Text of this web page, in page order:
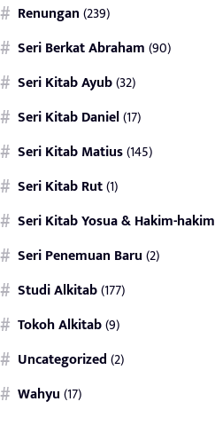
Renungan(239)
Seri Berkat Abraham(90)
Seri Kitab Ayub(32)
Seri Kitab Daniel(17)
Seri Kitab Matius(145)
Seri Kitab Rut(1)
Seri Kitab Yosua & Hakim-hakim
Seri Penemuan Baru(2)
Studi Alkitab(177)
Tokoh Alkitab(9)
Uncategorized(2)
Wahyu(17)